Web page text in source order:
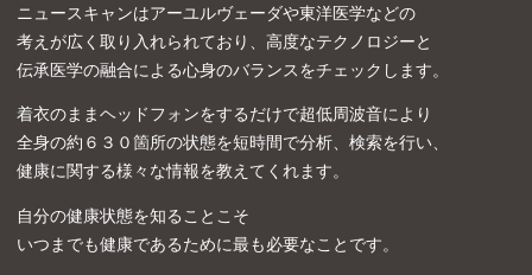
ニュースキャンはアーユルヴェーダや東洋医学などの
考えが広く取り入れられており、高度なテクノロジーと
伝承医学の融合による心身のバランスをチェックします。
着衣のままヘッドフォンをするだけで超低周波音により
全身の約６３０箇所の状態を短時間で分析、検索を行い、
健康に関する様々な情報を教えてくれます。
自分の健康状態を知ることこそ
いつまでも健康であるために最も必要なことです。